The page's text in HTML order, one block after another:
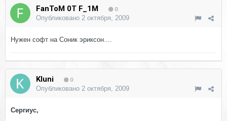
FanToM 0T F_1M 0
Опубликовано 2 октября, 2009
Нужен софт на Соник эриксон....
Kluni 0
Опубликовано 2 октября, 2009
Сергиус,